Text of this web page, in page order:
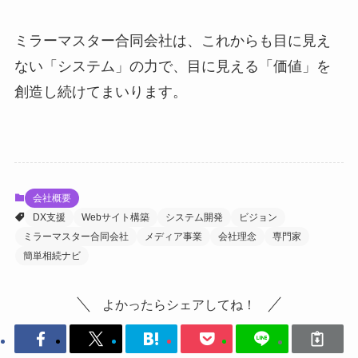
ミラーマスター合同会社は、これからも目に見え
ない「システム」の力で、目に見える「価値」を
創造し続けてまいります。
会社概要
DX支援
Webサイト構築 システム開発
ビジョン
ミラーマスター合同会社
メディア事業 会社理念
専門家
簡単相続ナビ
よかったらシェアしてね！